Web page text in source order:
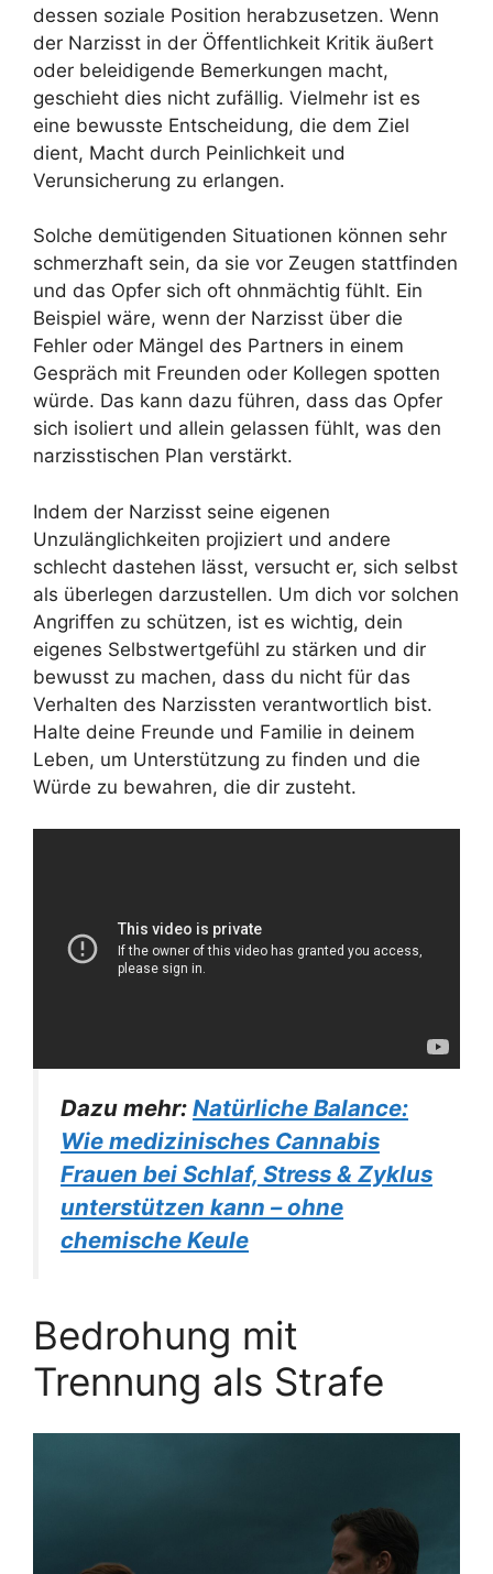
dessen soziale Position herabzusetzen. Wenn
der Narzisst in der Öffentlichkeit Kritik äußert
oder beleidigende Bemerkungen macht,
geschieht dies nicht zufällig. Vielmehr ist es
eine bewusste Entscheidung, die dem Ziel
dient, Macht durch Peinlichkeit und
Verunsicherung zu erlangen.
Solche demütigenden Situationen können sehr
schmerzhaft sein, da sie vor Zeugen stattfinden
und das Opfer sich oft ohnmächtig fühlt. Ein
Beispiel wäre, wenn der Narzisst über die
Fehler oder Mängel des Partners in einem
Gespräch mit Freunden oder Kollegen spotten
würde. Das kann dazu führen, dass das Opfer
sich isoliert und allein gelassen fühlt, was den
narzisstischen Plan verstärkt.
Indem der Narzisst seine eigenen
Unzulänglichkeiten projiziert und andere
schlecht dastehen lässt, versucht er, sich selbst
als überlegen darzustellen. Um dich vor solchen
Angriffen zu schützen, ist es wichtig, dein
eigenes Selbstwertgefühl zu stärken und dir
bewusst zu machen, dass du nicht für das
Verhalten des Narzissten verantwortlich bist.
Halte deine Freunde und Familie in deinem
Leben, um Unterstützung zu finden und die
Würde zu bewahren, die dir zusteht.
Dazu mehr: Natürliche Balance:
Wie medizinisches Cannabis
Frauen bei Schlaf, Stress & Zyklus
unterstützen kann – ohne
chemische Keule
Bedrohung mit
Trennung als Strafe